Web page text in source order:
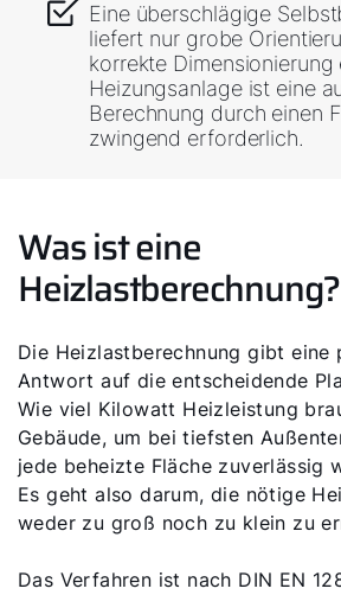
Eine überschlägige
liefert nur grobe
korrekte Dimensionierung
Heizungsanlage ist eine
Berechnung durch einen
zwingend erforderlich.
Was ist eine
Heizlastberechnung?
Die Heizlastberechnung gibt eine
Antwort auf die entscheidende
Wie viel Kilowatt Heizleistung
Gebäude, um bei tiefsten
jede beheizte Fläche zuverlässig
Es geht also darum, die nötige
weder zu groß noch zu klein zu
Das Verfahren ist nach DIN EN